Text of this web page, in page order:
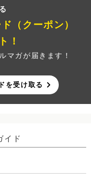
（クーポン）
！
マガが届きます！
を受け取る
イド